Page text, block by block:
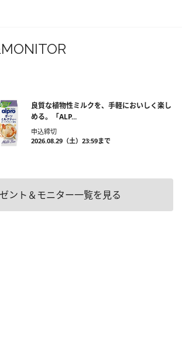
良質な植物性ミルクを、手軽においしく楽し
める。「ALP...
申込締切
2026.08.29（土）23:59まで
ント＆モニター一覧を見る